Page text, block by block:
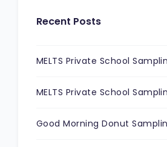
Recent Posts
MELTS Private School
MELTS Private School
Good Morning Donut